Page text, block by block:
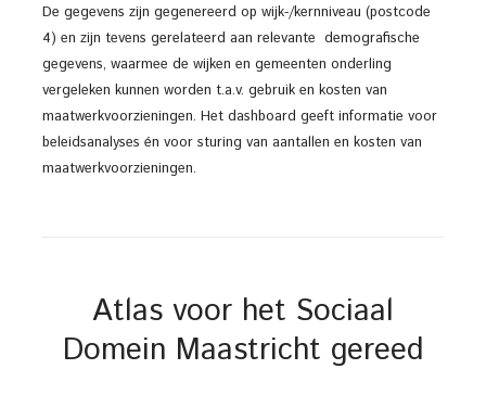
De gegevens zijn gegenereerd op wijk-/kernniveau (postcode
4) en zijn tevens gerelateerd aan relevante demografische
gegevens, waarmee de wijken en gemeenten onderling
vergeleken kunnen worden t.a.v. gebruik en kosten van
maatwerkvoorzieningen. Het dashboard geeft informatie voor
beleidsanalyses én voor sturing van aantallen en kosten van
maatwerkvoorzieningen.
Atlas voor het Sociaal
Domein Maastricht gereed